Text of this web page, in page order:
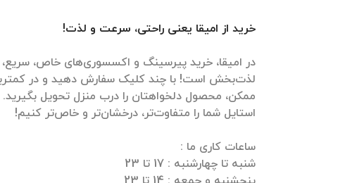
خرید از امیقا یعنی راحتی، سرعت و لذت!
در امیقا، خرید پیرسینگ و اکسسوری‌های خاص،
لذت‌بخش است! با چند کلیک سفارش دهید و در
ممکن، محصول دلخواهتان را درب منزل تحویل بگیرید.